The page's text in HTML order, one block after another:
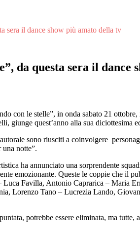
sera il dance show più amato della tv
da questa sera il dance
con le stelle”, in onda sabato 21
giunge quest’anno alla sua diciottesima
sono riusciti a coinvolgere
notte”.
ha annunciato una sorprendente
emozionante. Queste le coppie che il
Favilla, Antonio Caprarica – Maria
Lorenzo Tano – Lucrezia Lando,
potrebbe essere eliminata, ma